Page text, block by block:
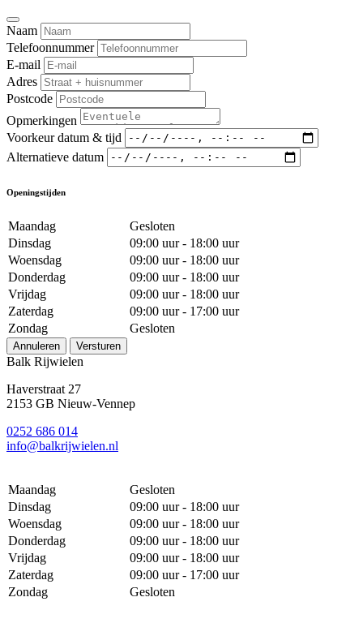
Naam
Telefoonnummer
E-mail
Adres
Postcode
Opmerkingen
Voorkeur datum & tijd
Alternatieve datum
Openingstijden
Maandag
Gesloten
Dinsdag
09:00 uur - 18:00 uur
Woensdag
09:00 uur - 18:00 uur
Donderdag
09:00 uur - 18:00 uur
Vrijdag
09:00 uur - 18:00 uur
Zaterdag
09:00 uur - 17:00 uur
Zondag
Gesloten
Annuleren Versturen
Balk Rijwielen
Haverstraat 27
2153 GB Nieuw-Vennep
0252 686 014
info@balkrijwielen.nl
Maandag
Gesloten
Dinsdag
09:00 uur - 18:00 uur
Woensdag
09:00 uur - 18:00 uur
Donderdag
09:00 uur - 18:00 uur
Vrijdag
09:00 uur - 18:00 uur
Zaterdag
09:00 uur - 17:00 uur
Zondag
Gesloten